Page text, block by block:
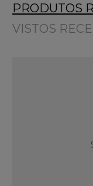
PRODUTOS
VISTOS